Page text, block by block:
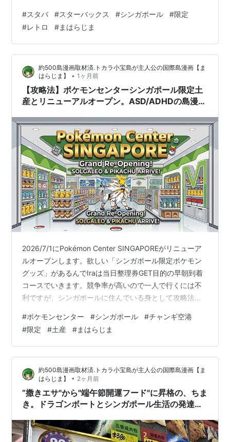
タバシンガポール限定｜Retro Colorways｜2026年新商
品5個 - 国際島漫画まはらじま公式サイトシンガポールの
レトロ土産。「Retro Colorways（レトロ カラーウェイ
ズ）」コレクションは、2026年7月8日にスターバック
ス・シンガ…
#スタバ #スターバックス #シンガポール #限定
#レトロ #まはらじま
約500島漫画取材済.トカラ小宝島が主人公の国際島漫画【ま
はらじま】
• 1ヶ月前
【攻略法】ポケモンセンターシンガポール限定土
産とリニューアルオープン。ASD/ADHDの島漫画
2026/7/1にPokémon Center SINGAPOREがリニューア
ルオープンします。欲しい「シンガポール限定ポケモン
グッズ」があるんでIraは当日整理券GET目的の早朝到着
コースでいきます。競争率が高いので一人で行くには不
利ですが、シンガポールに住んでいる身として攻略法を
港なので、日本のポケモンセンター以上に大行列とカオ
ス化が予想されます。ちなみに11月開催のマラソン
「Pokémon SINGAPORE」には今年Iraは参加しないで
す。 🌏Pokémon Center SINGAPOREの特徴・アプリ・
割引と入場規制 最大の懸念点は…
#ポケモンセンター #シンガポール #チャンギ空港
#限定 #土産 #まはらじま
約500島漫画取材済.トカラ小宝島が主人公の国際島漫画【ま
はらじま】
• 2ヶ月前
”撒きエサ"から"端午節開運フード"に昇格の、ちま
き。ドラゴンボートとシンガポール生活の発達障